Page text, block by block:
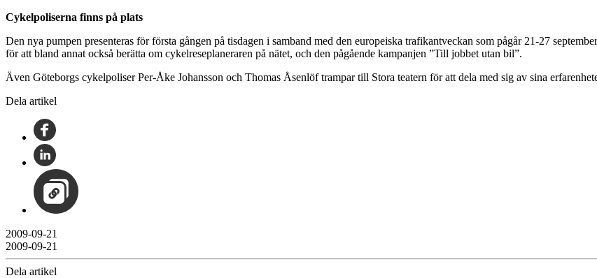
Cykelpoliserna finns på plats
Den nya pumpen presenteras för första gången på tisdagen i samband med den europeiska trafikantveckan som pågår 21-27
för att bland annat också berätta om cykelreseplaneraren på nätet, och den pågående kampanjen ”Till jobbet utan bil”.
Även Göteborgs cykelpoliser Per-Åke Johansson och Thomas Åsenlöf trampar till Stora teatern för att dela med sig av sina
Dela artikel
2009-09-21
2009-09-21
Dela artikel